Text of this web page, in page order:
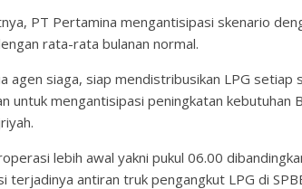
PT Pertamina mengantisipasi skenario
rata-rata bulanan normal.
agen siaga, siap mendistribusikan LPG setiap
untuk mengantisipasi peningkatan kebutuhan
lebih awal yakni pukul 06.00
terjadinya antiran truk pengangkut LPG di